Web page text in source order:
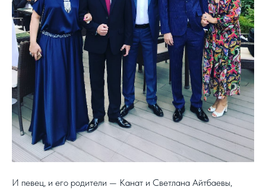
И певец, и его родители — Канат и Светлана Айтбаевы,